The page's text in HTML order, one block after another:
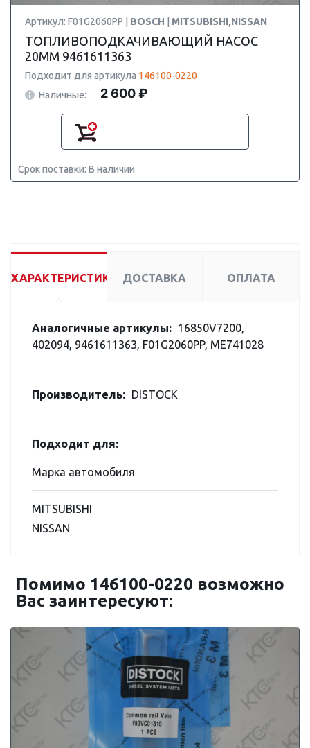
Артикул: F01G2060PP | BOSCH MITSUBISHI,NISSAN
ТОПЛИВОПОДКАЧИВАЮЩИЙ НАСОС
20MM 9461611363
Подходит для артикула 146100-0220
Наличные:
2 600 ₽
Срок поставки: В наличии
ХАРАКТЕРИСТИКИ ДОСТАВКА ОПЛАТА
Аналогичные артикулы: 16850V7200,
402094, 9461611363, F01G2060PP, ME741028
Производитель: DISTOCK
Подходит для:
Марка автомобиля
MITSUBISHI
NISSAN
Помимо 146100-0220 возможно
Вас заинтересуют: